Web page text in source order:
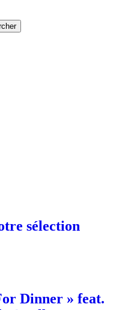
sélection
Dinner » feat.